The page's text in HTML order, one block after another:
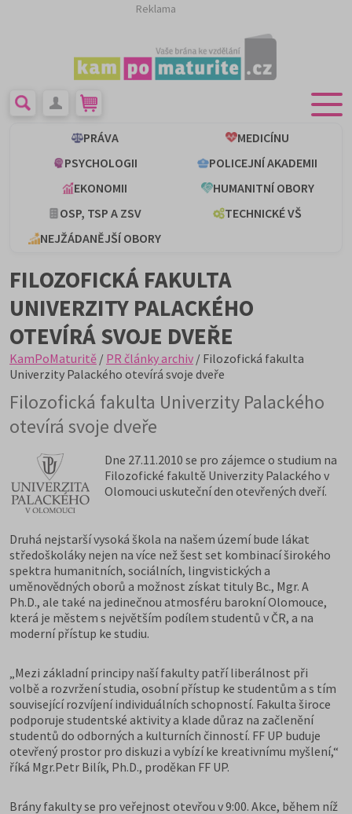
Reklama
PRÁVA
MEDICÍNU
PSYCHOLOGII
POLICEJNÍ AKADEMII
EKONOMII
HUMANITNÍ OBORY
OSP, TSP A ZSV
TECHNICKÉ VŠ
NEJŽÁDANĚJŠÍ OBORY
FILOZOFICKÁ FAKULTA
UNIVERZITY PALACKÉHO
OTEVÍRÁ SVOJE DVEŘE
KamPoMaturitě / PR články archiv / Filozofická fakulta
Univerzity Palackého otevírá svoje dveře
Filozofická fakulta Univerzity Palackého
otevírá svoje dveře
Dne 27.11.2010 se pro zájemce o studium na
Filozofické fakultě Univerzity Palackého v
Olomouci uskuteční den otevřených dveří.
Druhá nejstarší vysoká škola na našem území bude lákat
středoškoláky nejen na více než šest set kombinací širokého
spektra humanitních, sociálních, lingvistických a
uměnovědných oborů a možnost získat tituly Bc., Mgr. A
Ph.D., ale také na jedinečnou atmosféru barokní Olomouce,
která je městem s největším podílem studentů v ČR, a na
moderní přístup ke studiu.
„Mezi základní principy naší fakulty patří liberálnost při
volbě a rozvržení studia, osobní přístup ke studentům a s tím
související rozvíjení individuálních schopností. Fakulta široce
podporuje studentské aktivity a klade důraz na začlenění
studentů do odborných a kulturních činností. FF UP buduje
otevřený prostor pro diskuzi a vybízí ke kreativnímu myšlení,“
říká Mgr.Petr Bilík, Ph.D., proděkan FF UP.
Brány fakulty se pro veřejnost otevřou v 9:00. Akce, během níž